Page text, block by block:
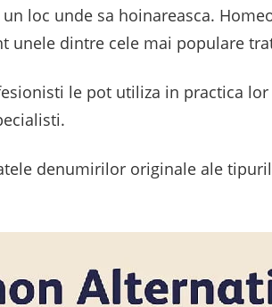
loc unde sa hoinareasca.
unele dintre cele mai populare
le pot utiliza in practica
denumirilor originale ale